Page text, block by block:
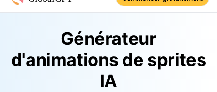
Générateur
d'animations de sprites
IA